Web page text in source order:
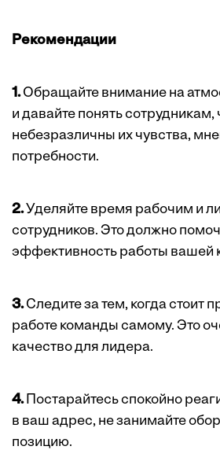
Рекомендации
1.Обращайте внимание на
и давайте понять сотрудникам,
небезразличны их чувства,
потребности.
2.Уделяйте время рабочим и
сотрудников. Это должно
эффективность работы вашей
3.Следите за тем, когда стоит
работе команды самому. Это
качество для лидера.
4.Постарайтесь спокойно
в ваш адрес, не занимайте
позицию.